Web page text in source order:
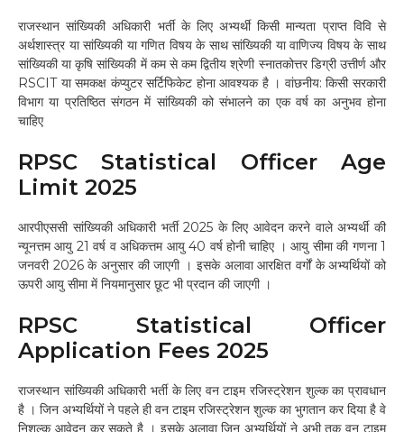
राजस्थान सांख्यिकी अधिकारी भर्ती के लिए अभ्यर्थी किसी मान्यता प्राप्त विवि से
अर्थशास्त्र या सांख्यिकी या गणित विषय के साथ सांख्यिकी या वाणिज्य विषय के साथ
सांख्यिकी या कृषि सांख्यिकी में कम से कम द्वितीय श्रेणी स्नातकोत्तर डिग्री उत्तीर्ण और
RSCIT या समकक्ष कंप्युटर सर्टिफिकेट होना आवश्यक है । वांछनीय: किसी सरकारी
विभाग या प्रतिष्ठित संगठन में सांख्यिकी को संभालने का एक वर्ष का अनुभव होना
चाहिए
RPSC Statistical Officer Age
Limit 2025
आरपीएससी सांख्यिकी अधिकारी भर्ती 2025 के लिए आवेदन करने वाले अभ्यर्थी की
न्यूनत्तम आयु 21 वर्ष व अधिकत्तम आयु 40 वर्ष होनी चाहिए । आयु सीमा की गणना 1
जनवरी 2026 के अनुसार की जाएगी । इसके अलावा आरक्षित वर्गों के अभ्यर्थियों को
ऊपरी आयु सीमा में नियमानुसार छूट भी प्रदान की जाएगी ।
RPSC Statistical Officer
Application Fees 2025
राजस्थान सांख्यिकी अधिकारी भर्ती के लिए वन टाइम रजिस्ट्रेशन शुल्क का प्रावधान
है । जिन अभ्यर्थियों ने पहले ही वन टाइम रजिस्ट्रेशन शुल्क का भुगतान कर दिया है वे
निशुल्क आवेदन कर सकते है । इसके अलावा जिन अभ्यर्थियों ने अभी तक वन टाइम